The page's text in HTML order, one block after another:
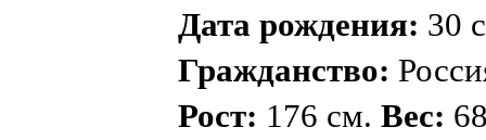
Дата рождения: 30
Гражданство:
Рост: 176 см.Вес: